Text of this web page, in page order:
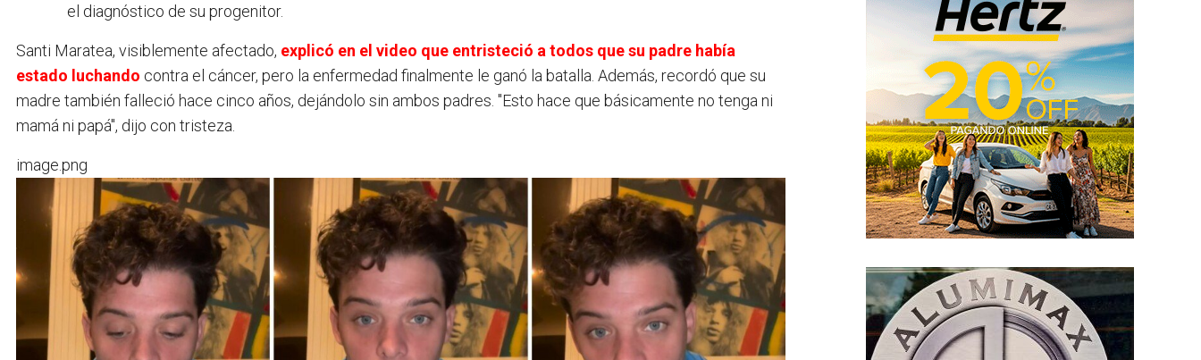
el diagnóstico de su progenitor.
Santi Maratea, visiblemente afectado, explicó en el video que entristeció a todos que su padre había
estado luchando contra el cáncer, pero la enfermedad finalmente le ganó la batalla. Además, recordó que su
madre también falleció hace cinco años, dejándolo sin ambos padres. "Esto hace que básicamente no tenga ni
mamá ni papá", dijo con tristeza.
image.png